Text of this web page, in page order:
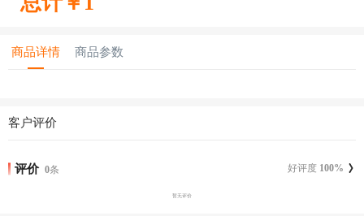
商品详情 商品参数
客户评价
评价 好评度 100%
0条
暂无评价